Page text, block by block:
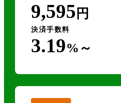
9,595 円
決済手数料
3.19%～